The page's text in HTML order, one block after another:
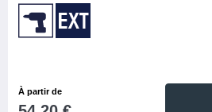
À partir de